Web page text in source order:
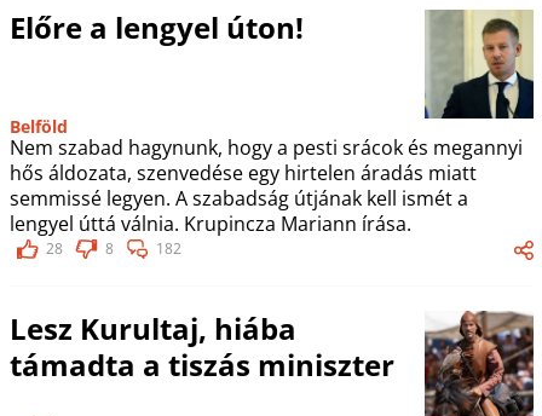
Előre a lengyel úton!
Belföld
Nem szabad hagynunk, hogy a pesti srácok és megannyi
hős áldozata, szenvedése egy hirtelen áradás miatt
semmissé legyen. A szabadság útjának kell ismét a
lengyel úttá válnia. Krupincza Mariann írása.
28 8 182
Lesz Kurultaj, hiába
támadta a tiszás miniszter